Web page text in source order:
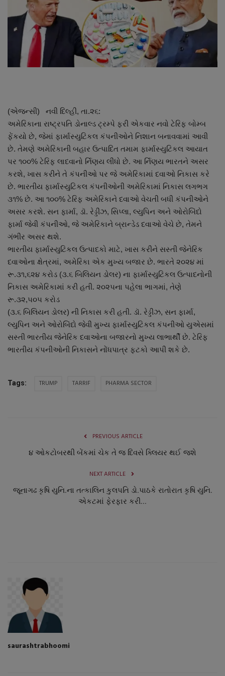
About Author
Contact
Dipotsav Special
રાષ્ટ્રીય
ગુજરાત
જુનાગઢ
Support US
બજારના સમાચાર
નાણાંકીય સમાચાર
સ્થાનિક સમાચાર
સ્પોર્ટ્સ
રાશિફળ
ગુનાખોરી
સ્વાસ્થ્ય
(એજન્સી) નવી દિલ્હી, તા.૨૬:
અમેરિકાના રાષ્ટ્રપતિ ડોનાલ્ડ ટ્રમ્પે ફરી એકવાર નવો ટેરિફ બોમ્બ
ફેંકયો છે, જેમાં ફાર્માસ્યુટિકલ કંપનીઓને નિશાન બનાવવામાં આવી
છે. તેમણે અમેરિકાની બહાર ઉત્પાદિત તમામ ફાર્માસ્યુટિકલ આયાત
પર ૧૦૦% ટેરિફ લાદવાનો ર્નિણય લીધો છે. આ ર્નિણય ભારતને અસર
કરશે, ખાસ કરીને તે કંપનીઓ પર જે અમેરિકામાં દવાઓ નિકાસ કરે
છે. ભારતીય ફાર્માસ્યુટિકલ કંપનીઓની અમેરિકામાં નિકાસ લગભગ
૩૧% છે. આ ૧૦૦% ટેરિફ અમેરિકાને દવાઓ વેચતી બધી કંપનીઓને
અસર કરશે. સન ફાર્મા, ડૉ. રેડ્ડીઝ, સિપ્લા, લ્યુપિન અને ઓરોબિંદો
ફાર્મા જેવી કંપનીઓ, જે અમેરિકાને બ્રાન્ડેડ દવાઓ વેચે છે, તેમને
ગંભીર અસર થશે.
ભારતીય ફાર્માસ્યુટિકલ ઉત્પાદકો માટે, ખાસ કરીને સસ્તી જેનેરિક
દવાઓના ક્ષેત્રમાં, અમેરિકા એક મુખ્ય બજાર છે. ભારતે ૨૦૨૪ માં
રૂ.૩૧,૬૨૪ કરોડ (૩.૬ બિલિયન ડોલર) ના ફાર્માસ્યુટિકલ ઉત્પાદનોની
નિકાસ અમેરિકામાં કરી હતી. ૨૦૨૫ના પહેલા ભાગમાં, તેણે
રૂ.૩૨,૫૦૫ કરોડ
(૩.૬ બિલિયન ડોલર) ની નિકાસ કરી હતી. ડૉ. રેડ્ડીઝ, સન ફાર્મા,
લ્યુપિન અને ઓરોબિંદો જેવી મુખ્ય ફાર્માસ્યુટિકલ કંપનીઓ યુએસમાં
સસ્તી ભારતીય જેનેરિક દવાઓના બજારનો મુખ્ય લાભાર્થી છે. ટેરિફ
ભારતીય કંપનીઓની નિકાસને નોંધપાત્ર ફટકો આપી શકે છે.
Tags: TRUMP TARRIF PHARMA SECTOR
PREVIOUS ARTICLE
૪ ઓકટોબરથી બેંકમાં ચેક તે જ દિવસે ક્લિયર થઈ જશે
NEXT ARTICLE
જૂનાગઢ કૃષિ યુનિ.ના તત્કાલિન કુલપતિ ડો.પાઠકે રાતોરાત કૃષિ યુનિ.
એકટમાં ફેરફાર કરી...
saurashtrabhoomi